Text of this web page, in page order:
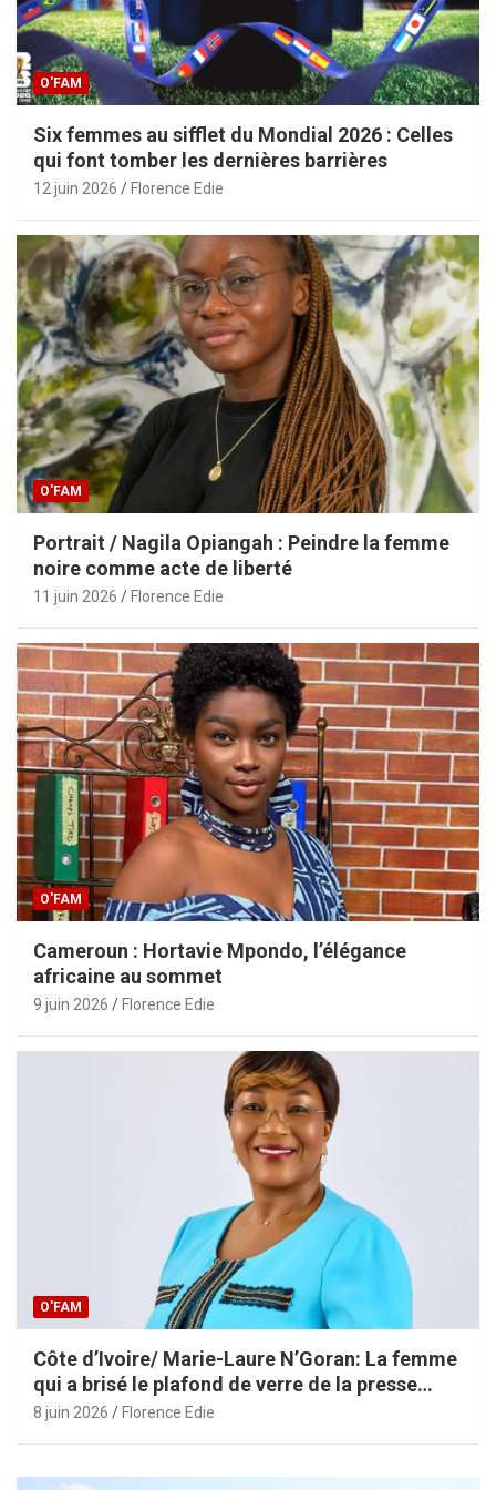
O'FAM
Six femmes au sifflet du Mondial 2026 : Celles
qui font tomber les dernières barrières
12 juin 2026 Florence Edie
O'FAM
Portrait / Nagila Opiangah : Peindre la femme
noire comme acte de liberté
11 juin 2026 Florence Edie
O'FAM
Cameroun : Hortavie Mpondo, l’élégance
africaine au sommet
9 juin 2026 Florence Edie
O'FAM
Côte d’Ivoire/ Marie-Laure N’Goran: La femme
qui a brisé le plafond de verre de la presse
ivoirienne
8 juin 2026 Florence Edie